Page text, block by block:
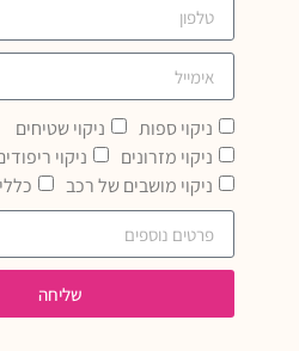
ניקוי ספות
ניקוי שטיחים
ניקוי מזרונים
ניקוי
ניקוי מושבים של רכב
כללי
שליחה